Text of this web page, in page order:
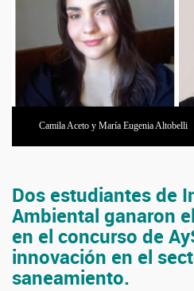
Camila Aceto y María Eugenia Altobelli
Dos estudiantes de
Ambiental ganaron
en el concurso de
innovación en el
saneamiento.